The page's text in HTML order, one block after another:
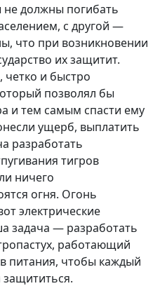
должны погибать
с другой —
что при возникновении
их защитит.
и быстро
позволял бы
и тем самым спасти ему
ущерб, выплатить
разработать
тигров
ничего
огня. Огонь
электрические
задача — разработать
работающий
питания, чтобы каждый
защититься.